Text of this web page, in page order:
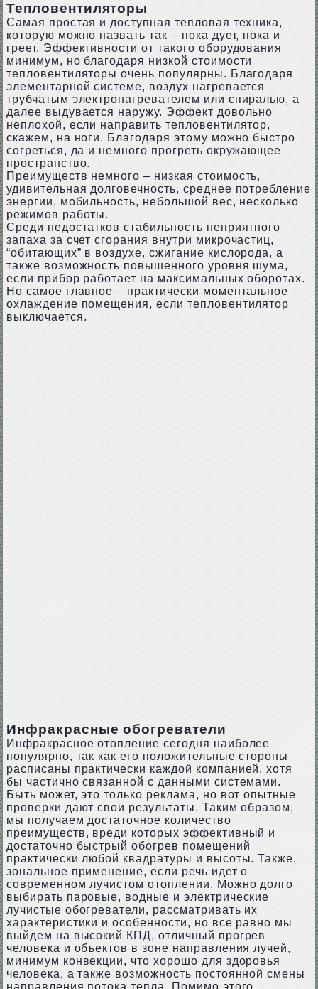
Тепловентиляторы
Самая простая и доступная тепловая техника,
которую можно назвать так – пока дует, пока и
греет. Эффективности от такого оборудования
минимум, но благодаря низкой стоимости
тепловентиляторы очень популярны. Благодаря
элементарной системе, воздух нагревается
трубчатым электронагревателем или спиралью, а
далее выдувается наружу. Эффект довольно
неплохой, если направить тепловентилятор,
скажем, на ноги. Благодаря этому можно быстро
согреться, да и немного прогреть окружающее
пространство.
Преимуществ немного – низкая стоимость,
удивительная долговечность, среднее потребление
энергии, мобильность, небольшой вес, несколько
режимов работы.
Среди недостатков стабильность неприятного
запаха за счет сгорания внутри микрочастиц,
“обитающих” в воздухе, сжигание кислорода, а
также возможность повышенного уровня шума,
если прибор работает на максимальных оборотах.
Но самое главное – практически моментальное
охлаждение помещения, если тепловентилятор
выключается.
Инфракрасные обогреватели
Инфракрасное отопление сегодня наиболее
популярно, так как его положительные стороны
расписаны практически каждой компанией, хотя
бы частично связанной с данными системами.
Быть может, это только реклама, но вот опытные
проверки дают свои результаты. Таким образом,
мы получаем достаточное количество
преимуществ, вреди которых эффективный и
достаточно быстрый обогрев помещений
практически любой квадратуры и высоты. Также,
зональное применение, если речь идет о
современном лучистом отоплении. Можно долго
выбирать паровые, водные и электрические
лучистые обогреватели, рассматривать их
характеристики и особенности, но все равно мы
выйдем на высокий КПД, отличный прогрев
человека и объектов в зоне направления лучей,
минимум конвекции, что хорошо для здоровья
человека, а также возможность постоянной смены
направления потока тепла. Помимо этого,